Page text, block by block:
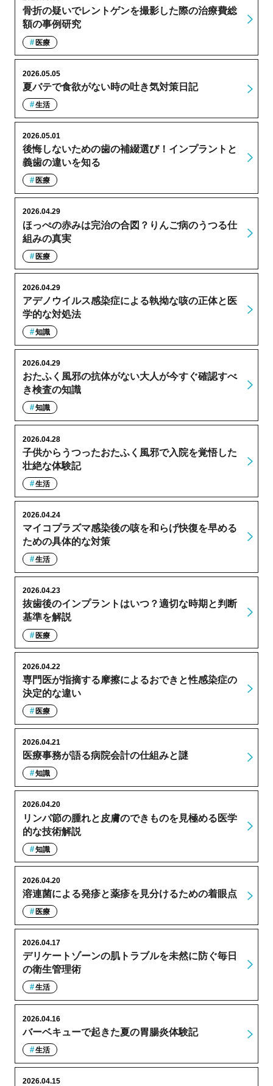
骨折の疑いでレントゲンを撮影した際の治療費総
額の事例研究
医療
夏バテで食欲がない時の吐き気対策日記
2026.05.05
生活
後悔しないための歯の補綴選び！インプラントと
義歯の違いを知る
2026.05.01
医療
ほっぺの赤みは完治の合図？りんご病のうつる仕
組みの真実
2026.04.29
医療
アデノウイルス感染症による執拗な咳の正体と医
学的な対処法
2026.04.29
知識
おたふく風邪の抗体がない大人が今すぐ確認すべ
き検査の知識
2026.04.29
知識
子供からうつったおたふく風邪で入院を覚悟した
壮絶な体験記
2026.04.28
生活
マイコプラズマ感染後の咳を和らげ快復を早める
ための具体的な対策
2026.04.24
生活
抜歯後のインプラントはいつ？適切な時期と判断
基準を解説
2026.04.23
医療
専門医が指摘する摩擦によるおできと性感染症の
決定的な違い
2026.04.22
医療
医療事務が語る病院会計の仕組みと謎
2026.04.21
知識
リンパ節の腫れと皮膚のできものを見極める医学
的な技術解説
2026.04.20
知識
溶連菌による発疹と薬疹を見分けるための着眼点
2026.04.20
医療
デリケートゾーンの肌トラブルを未然に防ぐ毎日
の衛生管理術
2026.04.17
生活
バーベキューで起きた夏の胃腸炎体験記
2026.04.16
生活
2026.04.15